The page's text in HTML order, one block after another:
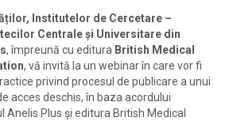
Institutelor de Cercetare –
Centrale și Universitare din
, împreună cu editura British Medical
, vă invită la un webinar în care vor fi
privind procesul de publicare a unui
acces deschis, în baza acordului
Anelis Plus și editura British Medical